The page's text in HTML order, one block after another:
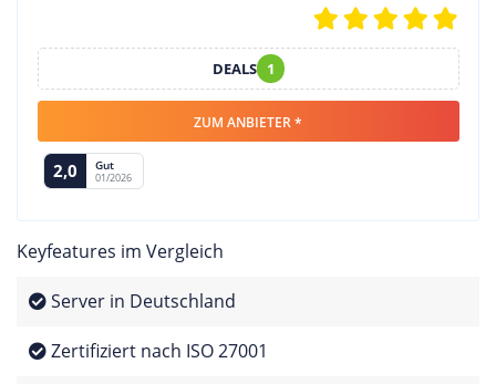
DEALS 1
ZUM ANBIETER *
2,0 Gut
01/2026
Keyfeatures im Vergleich
Server in Deutschland
Zertifiziert nach ISO 27001